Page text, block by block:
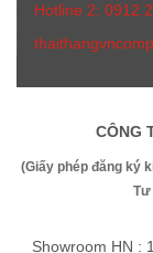
Hotline 2:
CÔNG
(Giấy phép đăng ký
Tư
Showroom HN :